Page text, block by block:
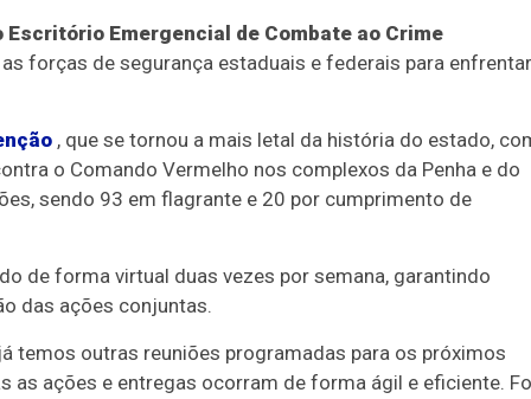
Emergencial de Combate ao Crime
forças de segurança estaduais e federais para enfrentar
, que se tornou a mais letal da história do estado,
o Comando Vermelho nos complexos da Penha e do
sendo 93 em flagrante e 20 por cumprimento de
de forma virtual duas vezes por semana, garantindo
das ações conjuntas.
temos outras reuniões programadas para os próximos
as ações e entregas ocorram de forma ágil e eficiente.